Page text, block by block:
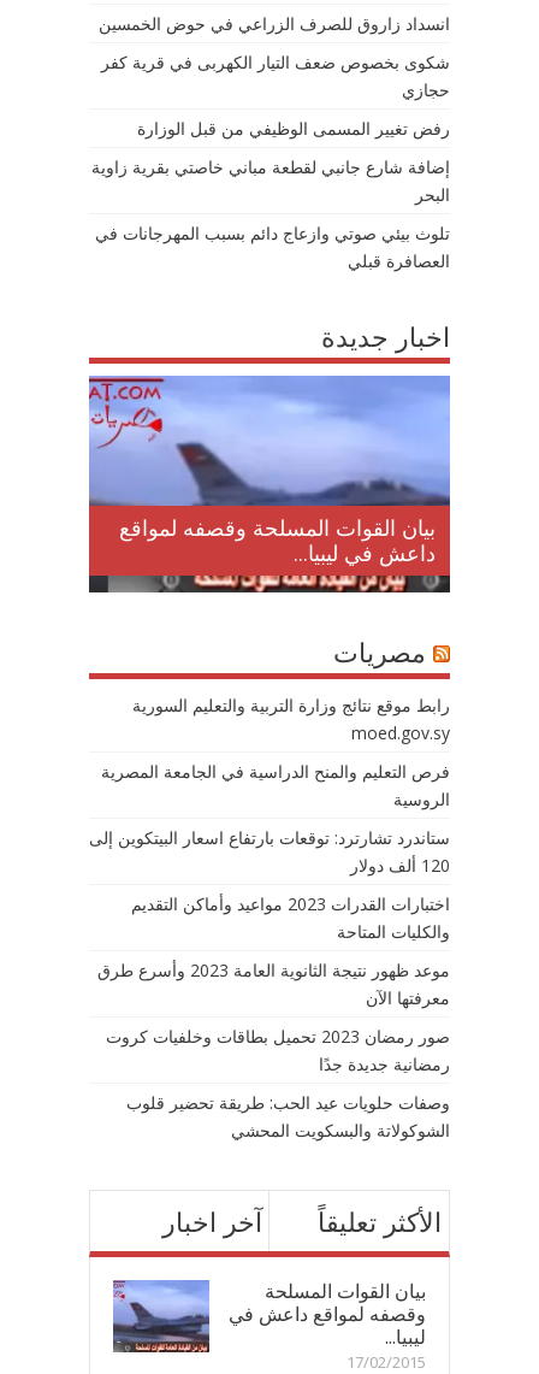
انسداد زاروق للصرف الزراعي في حوض الخمسين
شكوى بخصوص ضعف التيار الكهربى في قرية كفر
حجازي
رفض تغيير المسمى الوظيفي من قبل الوزارة
إضافة شارع جانبي لقطعة مباني خاصتي بقرية زاوية
البحر
تلوث بيئي صوتي وازعاج دائم بسبب المهرجانات في
العصافرة قبلي
اخبار جديدة
بيان القوات المسلحة وقصفه لمواقع
داعش في ليبيا...
مصريات
رابط موقع نتائج وزارة التربية والتعليم السورية
moed.gov.sy
فرص التعليم والمنح الدراسية في الجامعة المصرية
الروسية
ستاندرد تشارترد: توقعات بارتفاع اسعار البيتكوين إلى
120 ألف دولار
اختبارات القدرات 2023 مواعيد وأماكن التقديم
والكليات المتاحة
موعد ظهور نتيجة الثانوية العامة 2023 وأسرع طرق
معرفتها الآن
صور رمضان 2023 تحميل بطاقات وخلفيات كروت
رمضانية جديدة جدًا
وصفات حلويات عيد الحب: طريقة تحضير قلوب
الشوكولاتة والبسكويت المحشي
آخر اخبار الأكثر تعليقاً
بيان القوات المسلحة
وقصفه لمواقع داعش في
ليبيا...
17/02/2015